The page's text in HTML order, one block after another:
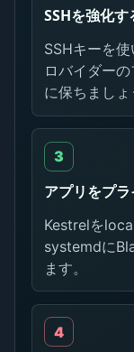
SSHを強化す
SSHキーを
ロバイダー
に保ちましょ
アプリをプ
Kestrelを
systemdに
ます。